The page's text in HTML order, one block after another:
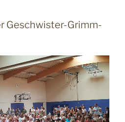
Geschwister-Grimm-